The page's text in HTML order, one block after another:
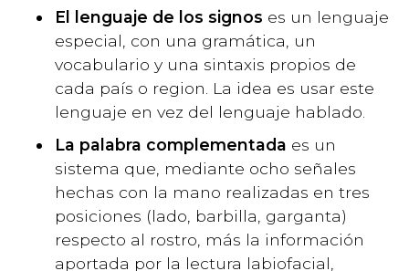
El lenguaje de los signos es un lenguaje
especial, con una gramática, un
vocabulario y una sintaxis propios de
cada país o region. La idea es usar este
lenguaje en vez del lenguaje hablado.
La palabra complementada es un
sistema que, mediante ocho señales
hechas con la mano realizadas en tres
posiciones (lado, barbilla, garganta)
respecto al rostro, más la información
aportada por la lectura labiofacial,